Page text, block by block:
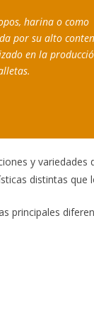
harina o como
por su alto
en la
y variedades
distintas
principales